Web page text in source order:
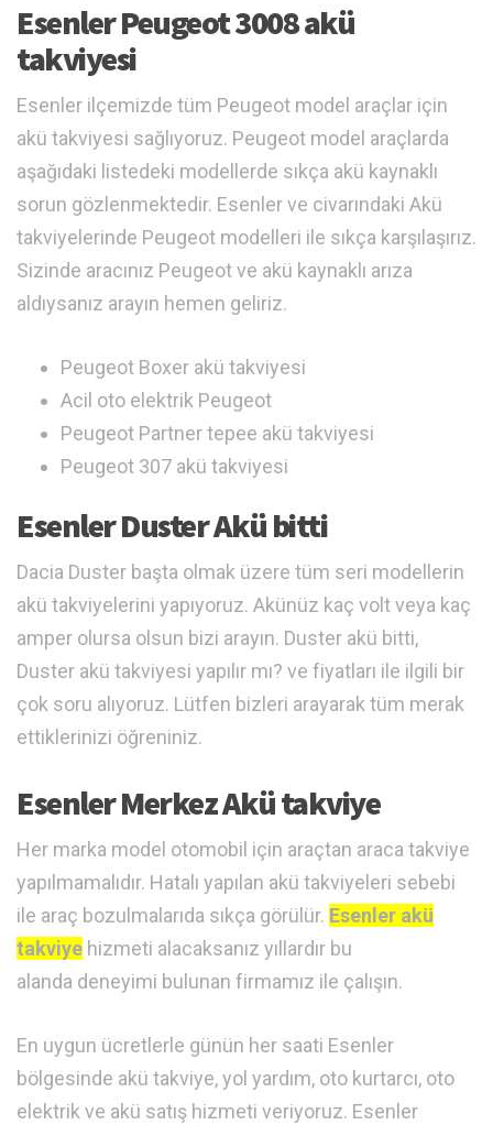
Esenler Peugeot 3008 akü
takviyesi
Esenler ilçemizde tüm Peugeot model araçlar için
akü takviyesi sağlıyoruz. Peugeot model araçlarda
aşağıdaki listedeki modellerde sıkça akü kaynaklı
sorun gözlenmektedir. Esenler ve civarındaki Akü
takviyelerinde Peugeot modelleri ile sıkça karşılaşırız.
Sizinde aracınız Peugeot ve akü kaynaklı arıza
aldıysanız arayın hemen geliriz.
Peugeot Boxer akü takviyesi
Acil oto elektrik Peugeot
Peugeot Partner tepee akü takviyesi
Peugeot 307 akü takviyesi
Esenler Duster Akü bitti
Dacia Duster başta olmak üzere tüm seri modellerin
akü takviyelerini yapıyoruz. Akünüz kaç volt veya kaç
amper olursa olsun bizi arayın. Duster akü bitti,
Duster akü takviyesi yapılır mı? ve fiyatları ile ilgili bir
çok soru alıyoruz. Lütfen bizleri arayarak tüm merak
ettiklerinizi öğreniniz.
Esenler Merkez Akü takviye
Her marka model otomobil için araçtan araca takviye
yapılmamalıdır. Hatalı yapılan akü takviyeleri sebebi
ile araç bozulmalarıda sıkça görülür. Esenler akü
takviye hizmeti alacaksanız yıllardır bu
alanda deneyimi bulunan firmamız ile çalışın.
En uygun ücretlerle günün her saati Esenler
bölgesinde akü takviye, yol yardım, oto kurtarcı, oto
elektrik ve akü satış hizmeti veriyoruz. Esenler